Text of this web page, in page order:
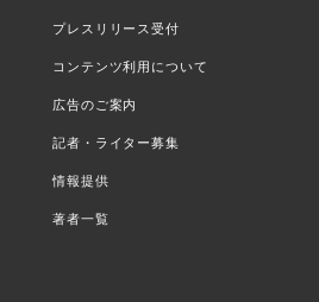
プレスリリース受付
コンテンツ利用について
広告のご案内
記者・ライター募集
情報提供
著者一覧